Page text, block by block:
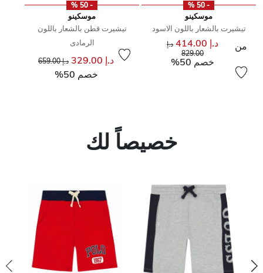
- 50 %
موسكينو
تيشيرت بالشعار باللون الاسود
من د.إ 414.00
د.إ
829.00
خصم 50%
- 50 %
موسكينو
تيشيرت قطن بالشعار باللون
الرمادى
د.إ 329.00 سعر مخفض من د.إ 659.00
خصم 50%
خصيصاً لك